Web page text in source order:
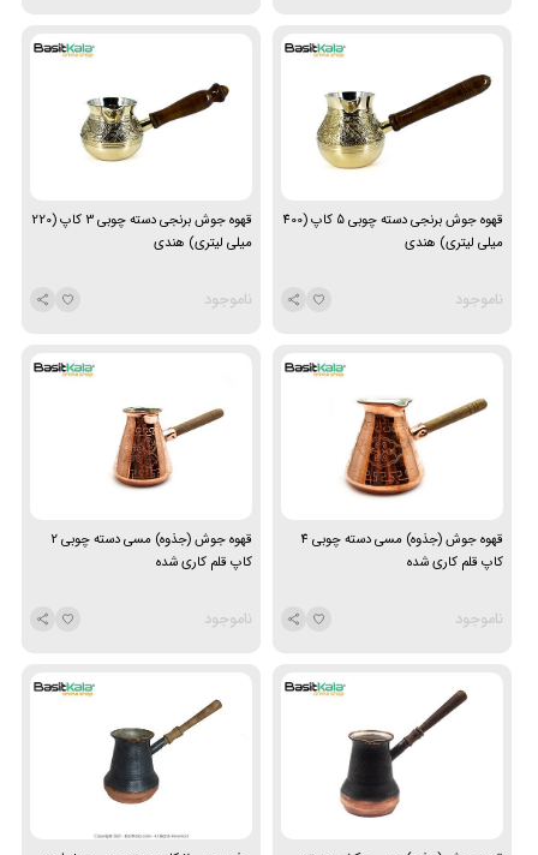
قهوه جوش برنجی دسته چوبی 5 کاپ (400
میلی لیتری) هندی
ناموجود
قهوه جوش برنجی دسته چوبی 3 کاپ (220
میلی لیتری) هندی
ناموجود
قهوه جوش (جذوه) مسی دسته چوبی 4
کاپ قلم کاری شده
ناموجود
قهوه جوش (جذوه) مسی دسته چوبی 2
کاپ قلم کاری شده
ناموجود